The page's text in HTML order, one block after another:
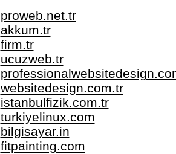
proweb.net.tr
akkum.tr
firm.tr
ucuzweb.tr
websitedesign.com.tr
istanbulfizik.com.tr
turkiyelinux.com
bilgisayar.in
fitpainting.com